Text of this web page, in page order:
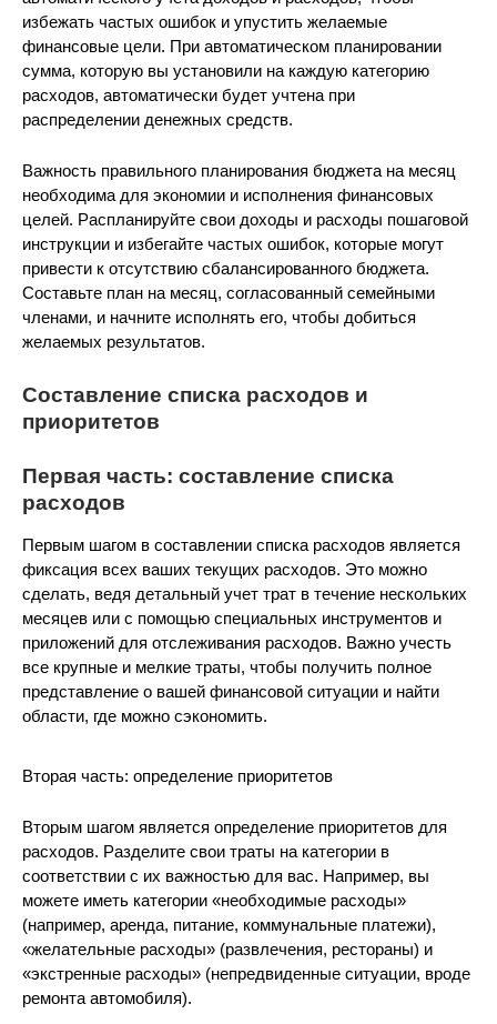
избежать частых ошибок и упустить желаемые
финансовые цели. При автоматическом планировании
сумма, которую вы установили на каждую категорию
расходов, автоматически будет учтена при
распределении денежных средств.
Важность правильного планирования бюджета на месяц
необходима для экономии и исполнения финансовых
целей. Распланируйте свои доходы и расходы пошаговой
инструкции и избегайте частых ошибок, которые могут
привести к отсутствию сбалансированного бюджета.
Составьте план на месяц, согласованный семейными
членами, и начните исполнять его, чтобы добиться
желаемых результатов.
Составление списка расходов и
приоритетов
Первая часть: составление списка
расходов
Первым шагом в составлении списка расходов является
фиксация всех ваших текущих расходов. Это можно
сделать, ведя детальный учет трат в течение нескольких
месяцев или с помощью специальных инструментов и
приложений для отслеживания расходов. Важно учесть
все крупные и мелкие траты, чтобы получить полное
представление о вашей финансовой ситуации и найти
области, где можно сэкономить.
Вторая часть: определение приоритетов
Вторым шагом является определение приоритетов для
расходов. Разделите свои траты на категории в
соответствии с их важностью для вас. Например, вы
можете иметь категории «необходимые расходы»
(например, аренда, питание, коммунальные платежи),
«желательные расходы» (развлечения, рестораны) и
«экстренные расходы» (непредвиденные ситуации, вроде
ремонта автомобиля).